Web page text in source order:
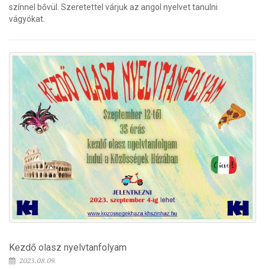
színnel bővül. Szeretettel várjuk az angol nyelvet tanulni
vágyókat.
Kezdő olasz nyelvtanfolyam
2023.08.09.